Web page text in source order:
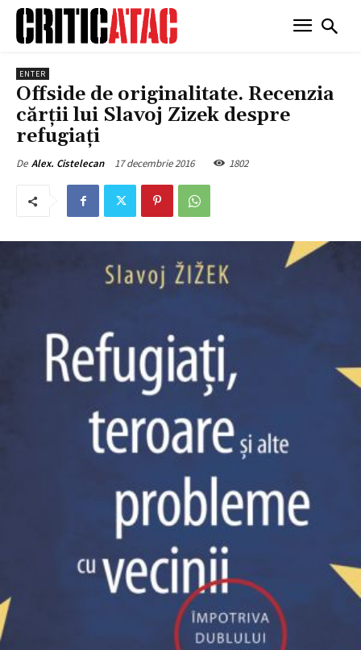
ENTER
Offside de originalitate. Recenzia
cărții lui Slavoj Zizek despre
refugiați
De Alex. Cistelecan 17 decembrie 2016 1802